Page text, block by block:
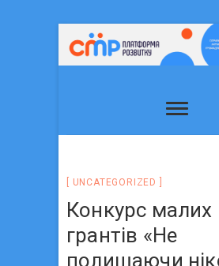
UNCATEGORIZED
Конкурс малих
грантів «Не
полишаючи